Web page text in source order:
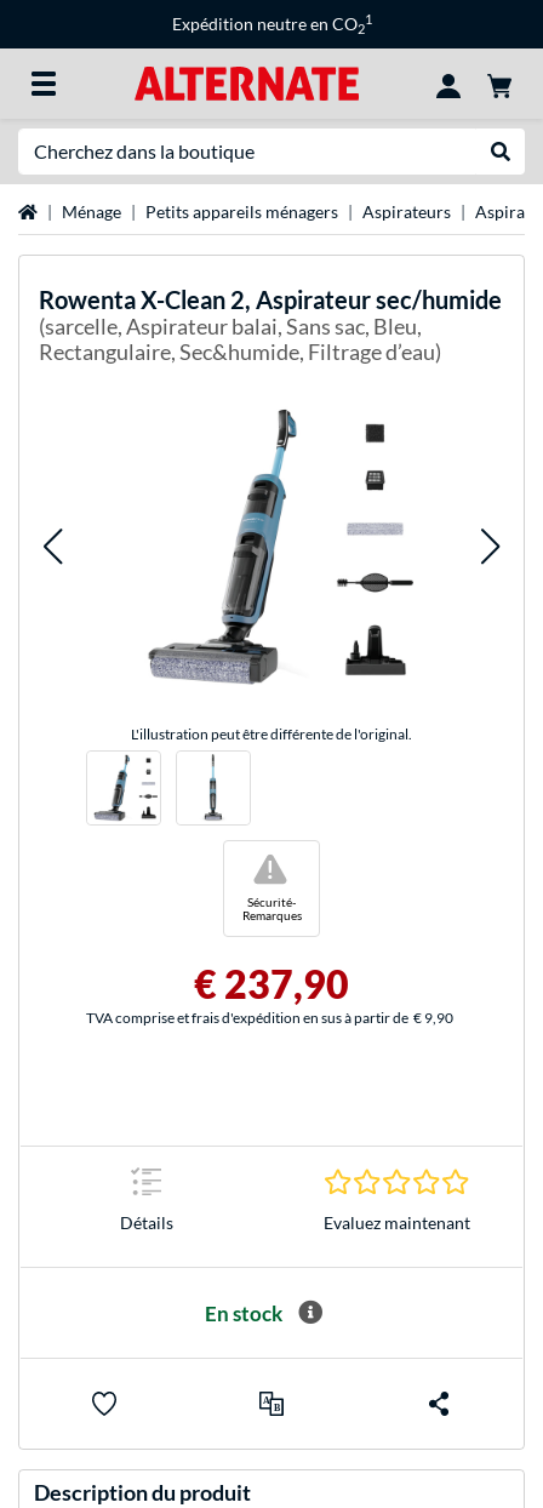
Expédition neutre en CO2
1
Page d'accueil
Ménage Petits appareils ménagers Aspirateurs
RowentaX-Clean 2, Aspirateur sec/humide
(sarcelle, Aspirateur balai, Sans sac, Bleu,
Rectangulaire, Sec&humide, Filtrage d’eau)
L'illustration peut être différente de l'original.
Sécurité-
Remarques
!
€ 237,90
TVA comprise et frais d'expédition en sus à partir de € 9,90
Détails Evaluez maintenant
En stock
Description du produit